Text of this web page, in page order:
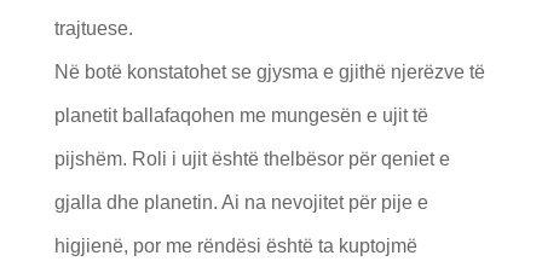
trajtuese.
Në botë konstatohet se gjysma e gjithë njerëzve të
planetit ballafaqohen me mungesën e ujit të
pijshëm. Roli i ujit është thelbësor për qeniet e
gjalla dhe planetin. Ai na nevojitet për pije e
higjienë, por me rëndësi është ta kuptojmë